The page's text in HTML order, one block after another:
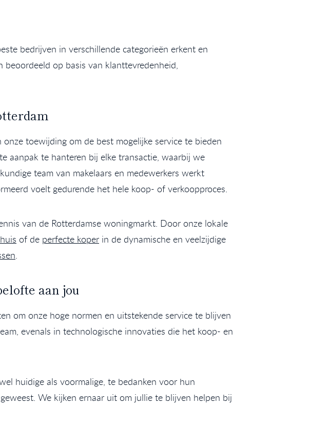
bedrijven in verschillende categorieën erkent en
op basis van klanttevredenheid,
toewijding om de best mogelijke service te bieden
aanpak te hanteren bij elke transactie, waarbij we
team van makelaars en medewerkers werkt
voelt gedurende het hele koop- of verkoopproces.
van de Rotterdamse woningmarkt. Door onze lokale
of de perfecte koper in de dynamische en veelzijdige
aan jou
om onze hoge normen en uitstekende service te blijven
evenals in technologische innovaties die het koop- en
huidige als voormalige, te bedanken voor hun
We kijken ernaar uit om jullie te blijven helpen bij